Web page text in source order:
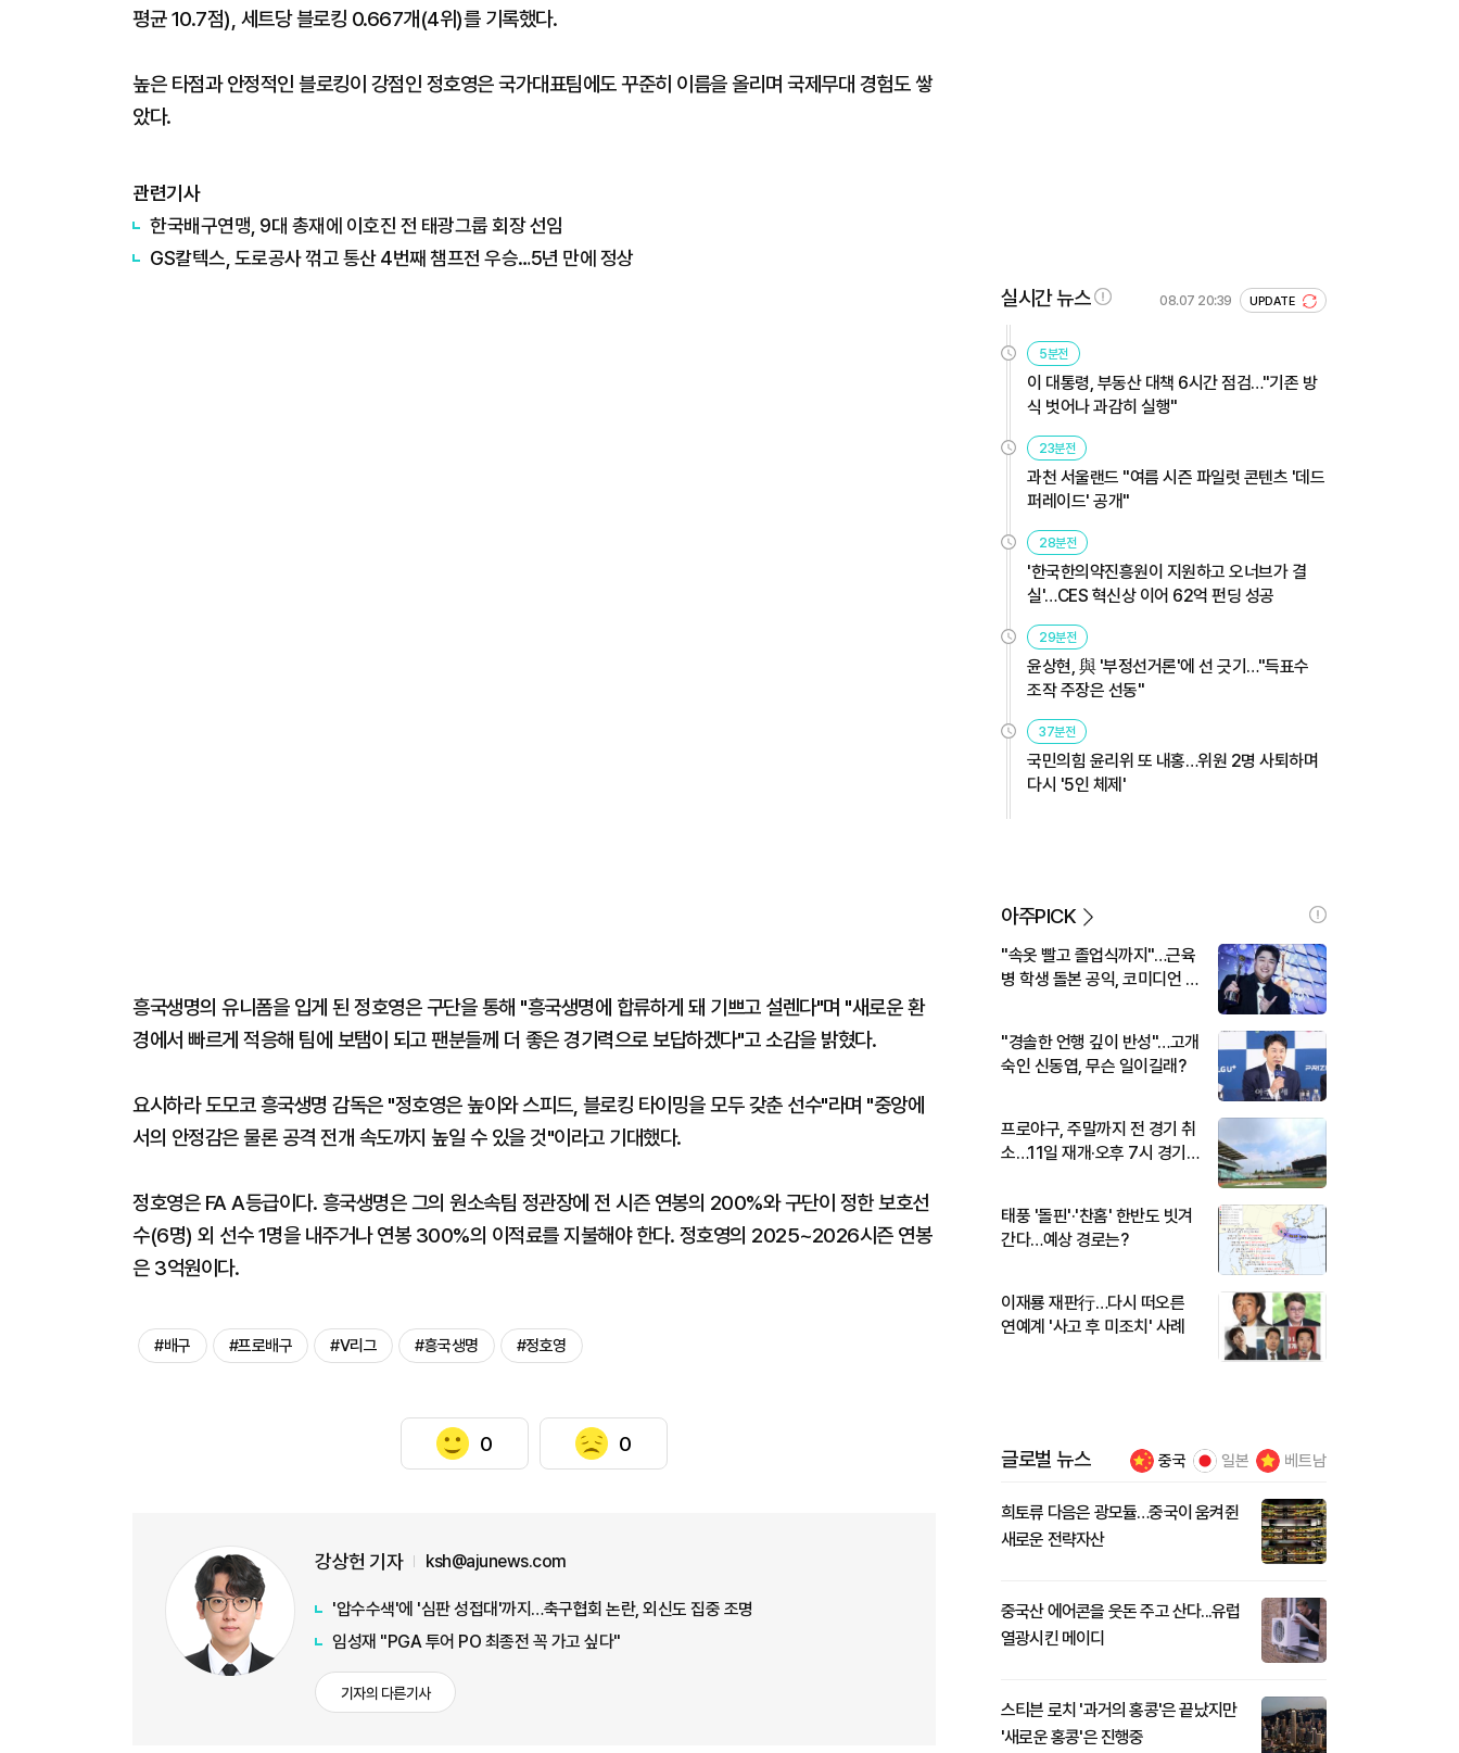
평균 10.7점), 세트당 블로킹 0.667개(4위)를 기록했다.
높은 타점과 안정적인 블로킹이 강점인 정호영은 국가대표팀에도 꾸준히 이름을 올리며 국제무대 경험도 쌓
았다.
관련기사
한국배구연맹, 9대 총재에 이호진 전 태광그룹 회장 선임
GS칼텍스, 도로공사 꺾고 통산 4번째 챔프전 우승…5년 만에 정상
흥국생명의 유니폼을 입게 된 정호영은 구단을 통해 "흥국생명에 합류하게 돼 기쁘고 설렌다"며 "새로운 환
경에서 빠르게 적응해 팀에 보탬이 되고 팬분들께 더 좋은 경기력으로 보답하겠다"고 소감을 밝혔다.
요시하라 도모코 흥국생명 감독은 "정호영은 높이와 스피드, 블로킹 타이밍을 모두 갖춘 선수"라며 "중앙에
서의 안정감은 물론 공격 전개 속도까지 높일 수 있을 것"이라고 기대했다.
정호영은 FA A등급이다. 흥국생명은 그의 원소속팀 정관장에 전 시즌 연봉의 200%와 구단이 정한 보호선
수(6명) 외 선수 1명을 내주거나 연봉 300%의 이적료를 지불해야 한다. 정호영의 2025~2026시즌 연봉
은 3억원이다.
#배구 #프로배구 #V리그 #흥국생명 #정호영
0 0
강상헌 기자 ksh@ajunews.com
'압수수색'에 '심판 성접대'까지…축구협회 논란, 외신도 집중 조명
임성재 "PGA 투어 PO 최종전 꼭 가고 싶다"
기자의 다른기사
실시간 뉴스 08.07 20:39 UPDATE
5분전
이 대통령, 부동산 대책 6시간 점검…"기존 방
식 벗어나 과감히 실행"
23분전
과천 서울랜드 "여름 시즌 파일럿 콘텐츠 '데드
퍼레이드' 공개"
28분전
'한국한의약진흥원이 지원하고 오너브가 결
실'…CES 혁신상 이어 62억 펀딩 성공
29분전
윤상현, 與 '부정선거론'에 선 긋기…"득표수
조작 주장은 선동"
37분전
국민의힘 윤리위 또 내홍…위원 2명 사퇴하며
다시 '5인 체제'
아주PICK
"속옷 빨고 졸업식까지"…근육
병 학생 돌본 공익, 코미디언 김
"경솔한 언행 깊이 반성"…고개
숙인 신동엽, 무슨 일이길래?
프로야구, 주말까지 전 경기 취
소…11일 재개·오후 7시 경기
태풍 '돌핀'·'찬홈' 한반도 빗겨
간다…예상 경로는?
이재룡 재판行…다시 떠오른
연예계 '사고 후 미조치' 사례
글로벌 뉴스 중국 일본 베트남
희토류 다음은 광모듈…중국이 움켜쥔
새로운 전략자산
중국산 에어콘을 웃돈 주고 산다...유럽
열광시킨 메이디
스티븐 로치 '과거의 홍콩'은 끝났지만
'새로운 홍콩'은 진행중